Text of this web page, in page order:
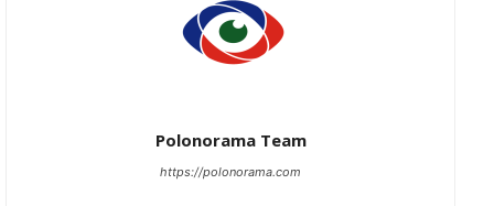
Polonorama Team
https://polonorama.com